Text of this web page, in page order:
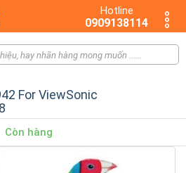
Hotline
0909138114
For ViewSonic
Còn hàng